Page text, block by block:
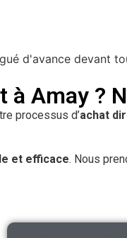
à Amay ?
processus d’achat
et efficace. Nous